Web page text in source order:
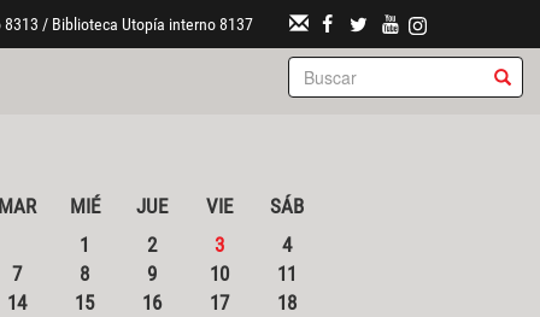
/ Biblioteca Utopía interno 8137
MAR MIÉ JUE VIE
SÁB
1
2 3
4
7 8 9 10
11
14 15 16 17
18